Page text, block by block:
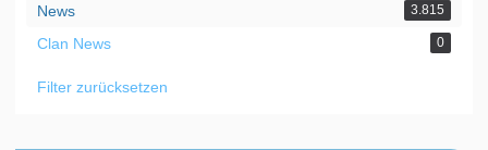
News 3.815
Clan News 0
Filter zurücksetzen